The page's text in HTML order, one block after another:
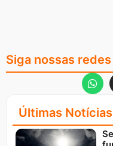
Siga nossas redes
Últimas Notícias